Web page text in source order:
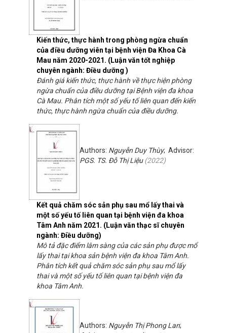
Kiến thức, thực hành trong phòng ngừa chuẩn
của điều dưỡng viên tại bệnh viện Đa Khoa Cà
Mau năm 2020-2021. (Luận văn tốt nghiệp
chuyên ngành: Điều dưỡng )
Đánh giá kiến thức, thực hành về thực hiện phòng
ngừa chuẩn của điều dưỡng tại Bệnh viện đa khoa
Cà Mau. Phân tích một số yếu tố liên quan đến kiến
thức, thực hành ngừa chuẩn của điều dưỡng.
Kết quả chăm sóc sản phụ sau mổ lấy thai và
một số yếu tố liên quan tại bệnh viện đa khoa
Tâm Anh năm 2021. (Luận văn thạc sĩ chuyên
ngành: Điều dưỡng)
Authors: Nguyễn Duy Thùy; Advisor:
PGS. TS. Đỗ Thị Liệu(2022)
Mô tả đặc điểm lâm sàng của các sản phụ được mổ
lấy thai tại khoa sản bệnh viện đa khoa Tâm Anh.
Phân tích kết quả chăm sóc sản phụ sau mổ lấy
thai và một số yếu tố liên quan tại bệnh viện đa
khoa Tâm Anh.
Authors: Nguyễn Thị Phong Lan;